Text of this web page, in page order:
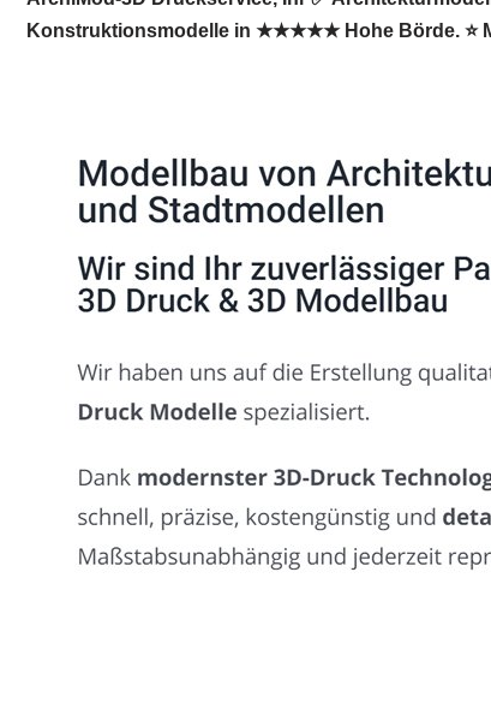
Konstruktionsmodelle in ★★★★★ Hohe Börde. ⭐